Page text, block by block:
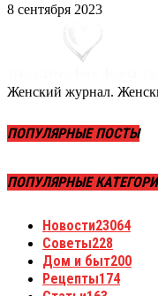
8 сентября 2023
Женский журнал.
ПОПУЛЯРНЫЕ ПОСТЫ
ПОПУЛЯРНЫЕ
Новости23064
Советы228
Дом и быт200
Рецепты174